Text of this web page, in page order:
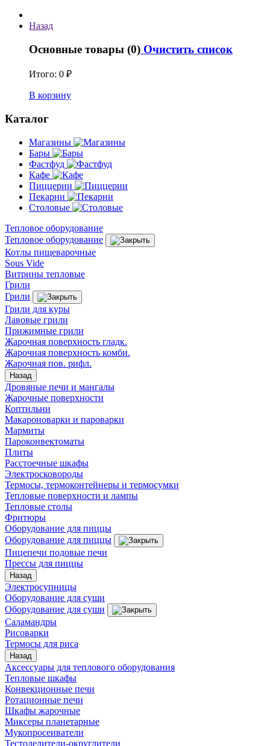
Назад
Основные товары (0) Очистить список
Итого: 0 ₽
В корзину
Каталог
Магазины
Бары
Фастфуд
Кафе
Пиццерии
Пекарни
Столовые
Тепловое оборудование
Тепловое оборудование
Котлы пищеварочные
Sous Vide
Витрины тепловые
Грили
Грили
Грили для куры
Лавовые грили
Прижимные грили
Жарочная поверхность гладк.
Жарочная поверхность комби.
Жарочная пов. рифл.
Назад
Дровяные печи и мангалы
Жарочные поверхности
Коптильни
Макароноварки и пароварки
Мармиты
Пароконвектоматы
Плиты
Расстоечные шкафы
Электросковороды
Термосы, термоконтейнеры и термосумки
Тепловые поверхности и лампы
Тепловые столы
Фритюры
Оборудование для пиццы
Оборудование для пиццы
Пицепечи подовые печи
Прессы для пиццы
Назад
Электросупницы
Оборудование для суши
Оборудование для суши
Саламандры
Рисоварки
Термосы для риса
Назад
Аксессуары для теплового оборудования
Тепловые шкафы
Конвекционные печи
Ротационные печи
Шкафы жарочные
Миксеры планетарные
Мукопросеиватели
Тестоделители-округлители